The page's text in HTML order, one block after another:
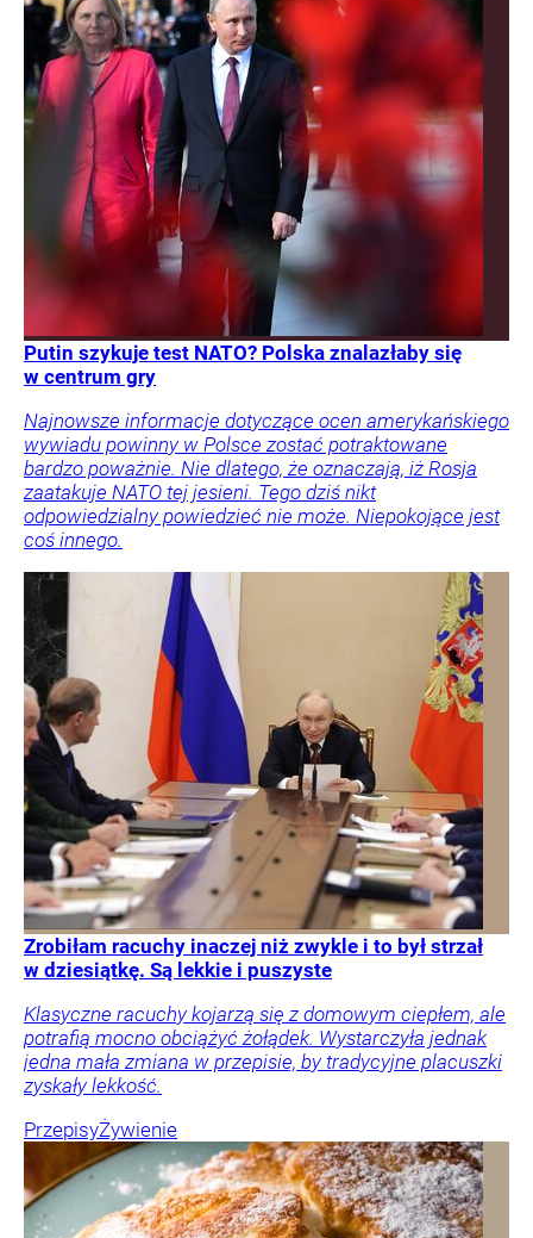
Putin szykuje test NATO? Polska znalazłaby się
w centrum gry
Najnowsze informacje dotyczące ocen amerykańskiego
wywiadu powinny w Polsce zostać potraktowane
bardzo poważnie. Nie dlatego, że oznaczają, iż Rosja
zaatakuje NATO tej jesieni. Tego dziś nikt
odpowiedzialny powiedzieć nie może. Niepokojące jest
coś innego.
Zrobiłam racuchy inaczej niż zwykle i to był strzał
w dziesiątkę. Są lekkie i puszyste
Klasyczne racuchy kojarzą się z domowym ciepłem, ale
potrafią mocno obciążyć żołądek. Wystarczyła jednak
jedna mała zmiana w przepisie, by tradycyjne placuszki
zyskały lekkość.
PrzepisyŻywienie